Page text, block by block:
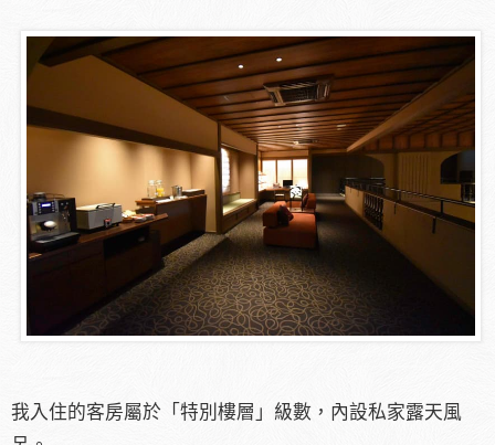
我入住的客房屬於「特別樓層」級數，內設私家露天風